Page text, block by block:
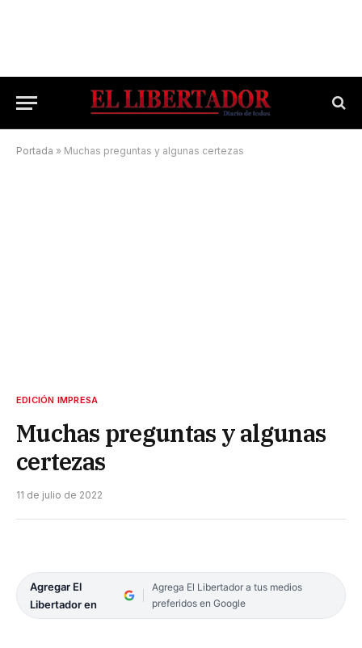
Portada » Muchas preguntas y algunas certezas
EDICIÓN IMPRESA
Muchas preguntas y algunas
certezas
11 de julio de 2022
Agregar El
Libertador en
Agrega El Libertador a tus medios
preferidos en Google